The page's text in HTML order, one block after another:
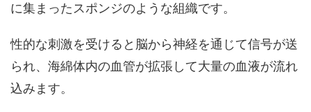
に集まったスポンジのような組織です。
性的な刺激を受けると脳から神経を通じて信号が送
られ、 海綿体内の血管が拡張して大量の血液が流れ
込みます。